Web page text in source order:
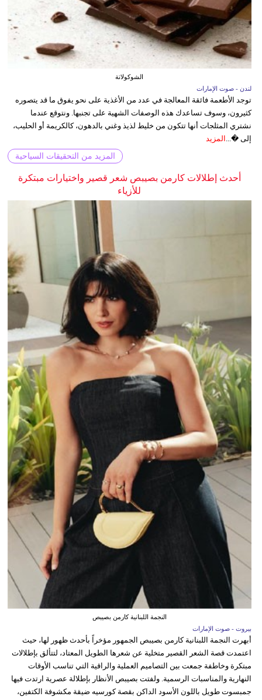
الشوكولاتة
لندن - صوت الإمارات
توجد الأطعمة فائقة المعالجة في عدد من الأغذية على نحو يفوق ما قد يتصوره
كثيرون، وسوف تساعدك هذه الوصفات الشهية على تجنبها. ونتوقع عندما
نشتري المثلجات أنها تتكون من خليط لذيذ وغني بالدهون، كالكريمة أو الحليب،
إلى �... المزيد
المزيد من التحقيقات السياحية
أحدث إطلالات كارمن بصيبص شعر قصير واختيارات مبتكرة
للأزياء
النجمة اللبنانية كارمن بصيبص
بيروت - صوت الإمارات
أبهرت النجمة اللبنانية كارمن بصيبص الجمهور مؤخراً بأحدث ظهور لها، حيث
اعتمدت قصة الشعر القصير متخلية عن شعرها الطويل المعتاد، لتتألق بإطلالات
مبتكرة وخاطفة جمعت بين التصاميم العملية والراقية التي تناسب الأوقات
النهارية والمناسبات الرسمية. ولفتت بصيبص الأنظار بإطلالة عصرية ارتدت فيها
جمبسوت طويل باللون الأسود الداكن بقصة كورسيه ضيقة مكشوفة الكتفين،